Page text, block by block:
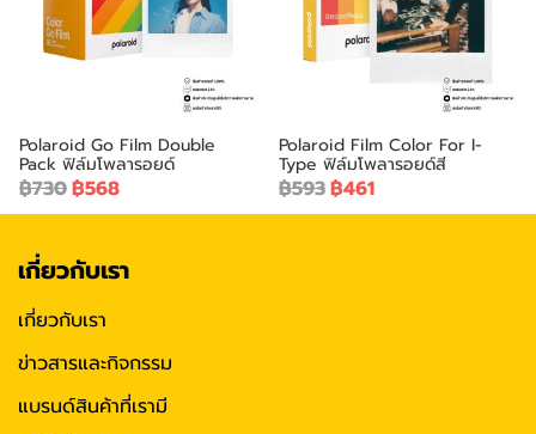
Polaroid Go Film Double
Pack ฟิล์มโพลารอยด์
฿730฿568
Polaroid Film Color For I-
Type ฟิล์มโพลารอยด์สี
฿593฿461
เกี่ยวกับเรา
เกี่ยวกับเรา
ข่าวสารและกิจกรรม
แบรนด์สินค้าที่เรามี